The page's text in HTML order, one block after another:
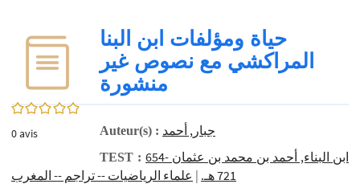
0/5
0avis
حياة ومؤلفات ابن البنا
المراكشي مع نصوص غير
منشورة‏
Auteur(s) : جبار‏, ‏أحمد‏
TEST : ابن البناء‏, ‏أحمد بن محمد بن عثمان‏ ‏654-
721 هـ.‏
| علماء الرياضيات‏ -- ‏تراجم‏ -- ‏المغرب‏